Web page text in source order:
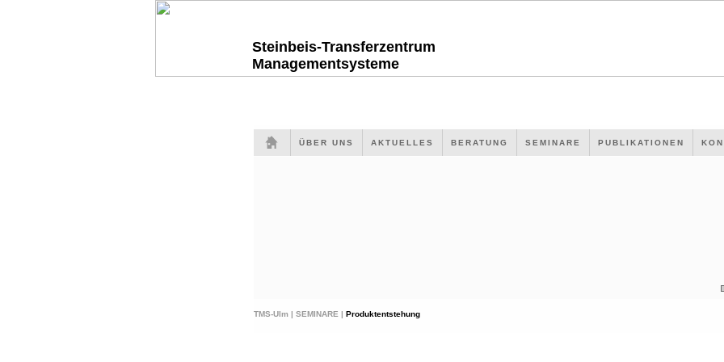
Steinbeis-Transferzentrum
Managementsysteme
ÜBER UNS AKTUELLES BERATUNG SEMINARE PUBLIKATIONEN
TMS-Ulm | SEMINARE | Produktentstehung